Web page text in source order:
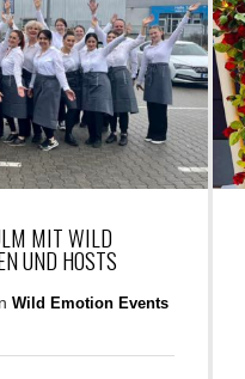
MIT WILD
UND HOSTS
Wild Emotion Events